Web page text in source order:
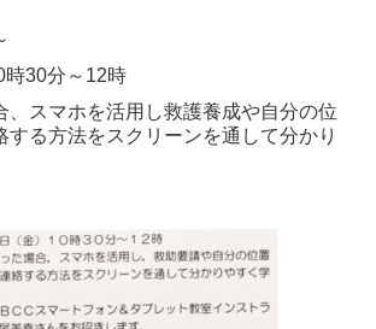
時30分～12時
、スマホを活用し救護養成や自分の位
する方法をスクリーンを通して分かり